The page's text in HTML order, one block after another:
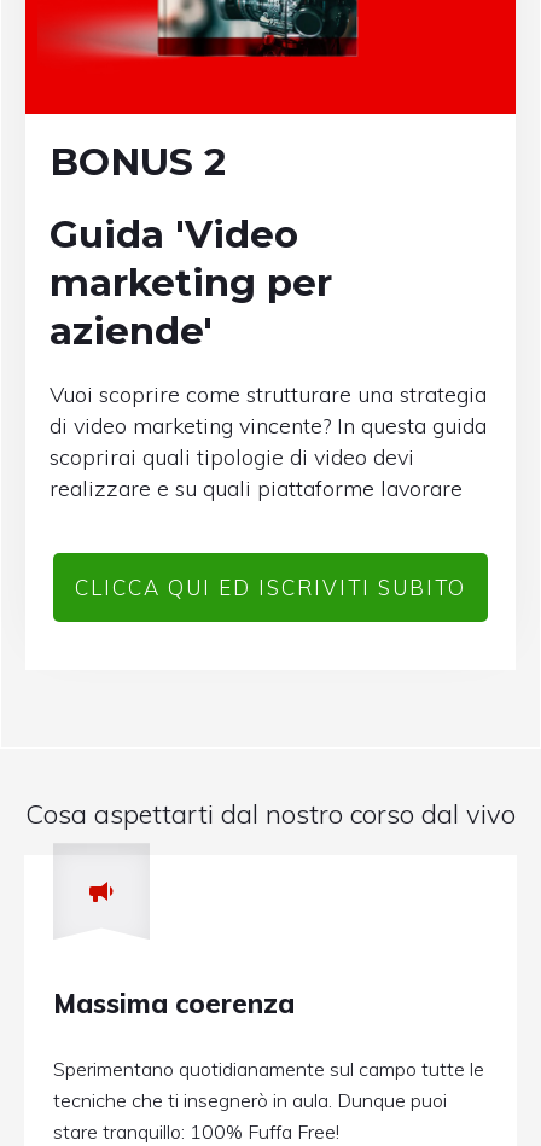
BONUS 2
Guida 'Video
marketing per
aziende'
Vuoi scoprire come strutturare una strategia
di video marketing vincente? In questa guida
scoprirai quali tipologie di video devi
realizzare e su quali piattaforme lavorare
CLICCA QUI ED ISCRIVITI SUBITO
Cosa aspettarti dal nostro corso dal vivo
Massima coerenza
Sperimentano quotidianamente sul campo tutte le
tecniche che ti insegnerò in aula. Dunque puoi
stare tranquillo: 100% Fuffa Free!